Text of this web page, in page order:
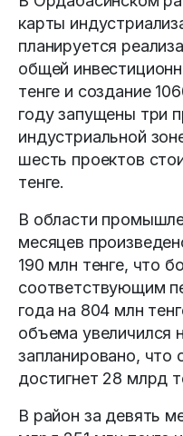
карты
планируется
общей
тенге и создание
году запущены три
индустриальной
шесть проектов
тенге.
В области
месяцев
190 млн тенге, что
соответствующим
года на 804 млн
объема увеличился
запланировано, что
достигнет 28 млрд
В район за девять